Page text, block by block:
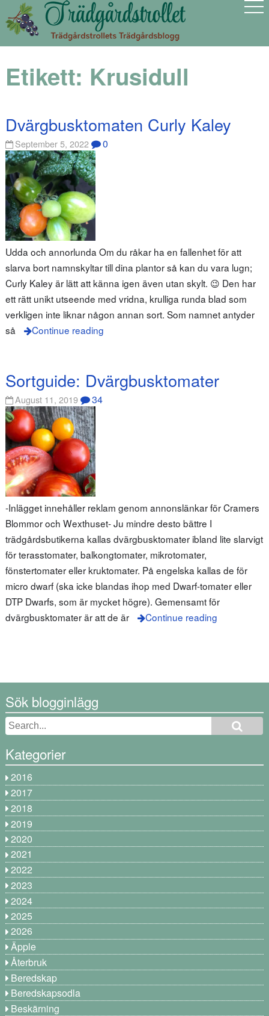
Etikett: Krusidull
Dvärgbusktomaten Curly Kaley
September 5, 2022 0
Udda och annorlunda Om du råkar ha en fallenhet för att
slarva bort namnskyltar till dina plantor så kan du vara lugn;
Curly Kaley är lätt att känna igen även utan skylt. 😉 Den har
ett rätt unikt utseende med vridna, krulliga runda blad som
verkligen inte liknar någon annan sort. Som namnet antyder
så
Continue reading
Sortguide: Dvärgbusktomater
August 11, 2019 34
-Inlägget innehåller reklam genom annonslänkar för Cramers
Blommor och Wexthuset- Ju mindre desto bättre I
trädgårdsbutikerna kallas dvärgbusktomater ibland lite slarvigt
för terasstomater, balkongtomater, mikrotomater,
fönstertomater eller kruktomater. På engelska kallas de för
micro dwarf (ska icke blandas ihop med Dwarf-tomater eller
DTP Dwarfs, som är mycket högre). Gemensamt för
dvärgbusktomater är att de är
Continue reading
Sök blogginlägg
Kategorier
2016
2017
2018
2019
2020
2021
2022
2023
2024
2025
2026
Äpple
Återbruk
Beredskap
Beredskapsodla
Beskärning